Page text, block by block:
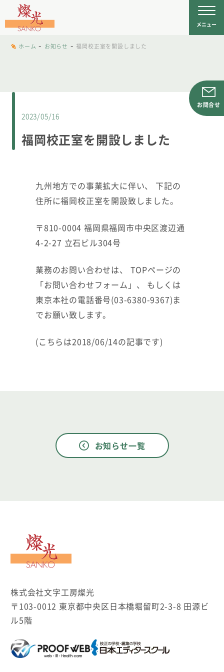
文字工房燦光 メニュー
お問合せ
ホーム - お知らせ -福岡校正室を開設しました
2023/05/16
福岡校正室を開設しました
九州地方での事業拡大に伴い、 下記の
住所に福岡校正室を開設致しました。
〒810-0004 福岡県福岡市中央区渡辺通
4-2-27 立石ビル304号
業務のお問い合わせは、 TOPページの
「お問い合わせフォーム」、 もしくは
東京本社の電話番号(03-6380-9367)ま
でお願い致します。
(こちらは2018/06/14の記事です)
お知らせ一覧
文字工房燦光
株式会社文字工房燦光
〒103-0012 東京都中央区日本橋堀留町2-3-8 田源ビ
ル5階